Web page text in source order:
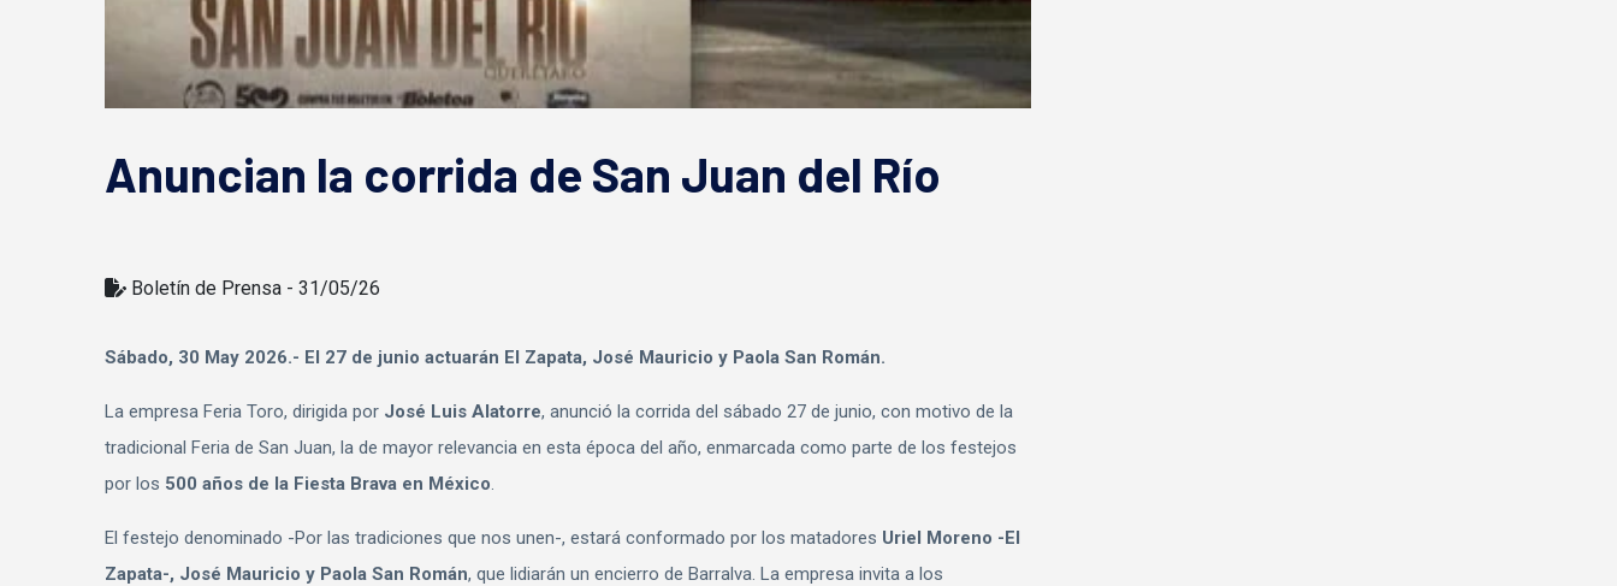
Anuncian la corrida de San Juan del Río
Boletí­n de Prensa - 31/05/26
Sábado, 30 May 2026.- El 27 de junio actuarán El Zapata, José Mauricio y Paola San Román.
La empresa Feria Toro, dirigida por José Luis Alatorre, anunció la corrida del sábado 27 de junio, con motivo de la
tradicional Feria de San Juan, la de mayor relevancia en esta época del año, enmarcada como parte de los festejos
por los 500 años de la Fiesta Brava en México
El festejo denominado -Por las tradiciones que nos unen-, estará conformado por los matadores Uriel Moreno -El
Zapata-, José Mauricio y Paola San Román, que lidiarán un encierro de Barralva. La empresa invita a los